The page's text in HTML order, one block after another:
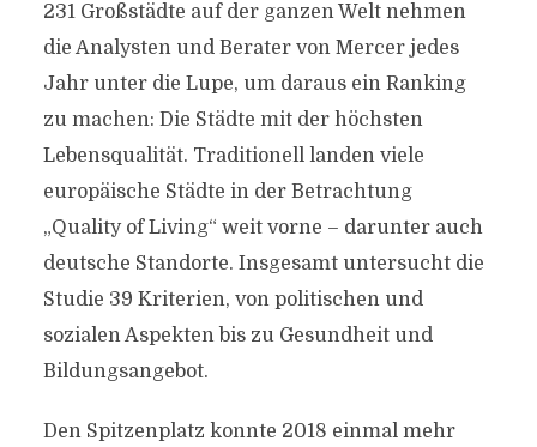
231 Großstädte auf der ganzen Welt nehmen
die Analysten und Berater von Mercer jedes
Jahr unter die Lupe, um daraus ein Ranking
zu machen: Die Städte mit der höchsten
Lebensqualität. Traditionell landen viele
europäische Städte in der Betrachtung
„Quality of Living“ weit vorne – darunter auch
deutsche Standorte. Insgesamt untersucht die
Studie 39 Kriterien, von politischen und
sozialen Aspekten bis zu Gesundheit und
Bildungsangebot.
Den Spitzenplatz konnte 2018 einmal mehr